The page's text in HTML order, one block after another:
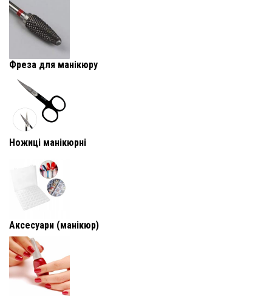
Фреза для манікюру
Ножиці манікюрні
Аксесуари (манікюр)